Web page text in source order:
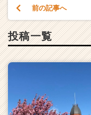
前の記事へ
投稿一覧